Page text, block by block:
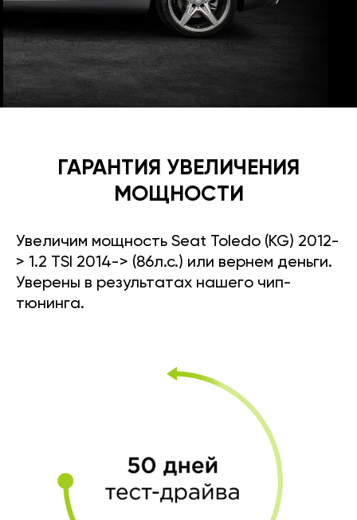
ГАРАНТИЯ УВЕЛИЧЕНИЯ
МОЩНОСТИ
Увеличим мощность Seat Toledo (KG) 2012-
> 1.2 TSI 2014-> (86л.с.) или вернем деньги.
Уверены в результатах нашего чип-
тюнинга.